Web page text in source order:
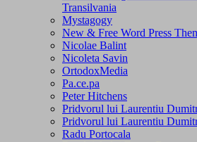
Transilvania
Mystagogy
New & Free Word Press
Nicolae Balint
Nicoleta Savin
OrtodoxMedia
Pa.ce.pa
Peter Hitchens
Pridvorul lui Laurentiu
Pridvorul lui Laurentiu
Radu Portocala